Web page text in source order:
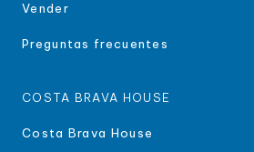
Vender
Preguntas frecuentes
COSTA BRAVA HOUSE
Costa Brava House